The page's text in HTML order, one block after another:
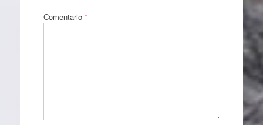
Comentario *